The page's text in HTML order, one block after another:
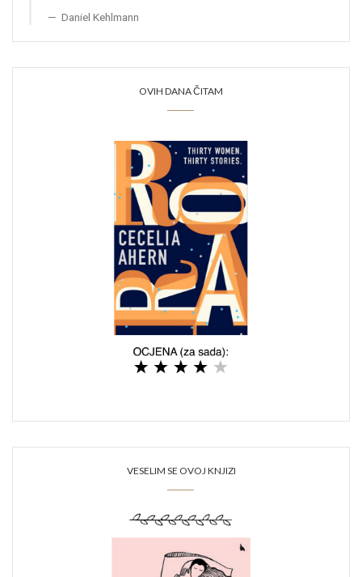
Daniel Kehlmann
OVIH DANA ČITAM
VESELIM SE OVOJ KNJIZI